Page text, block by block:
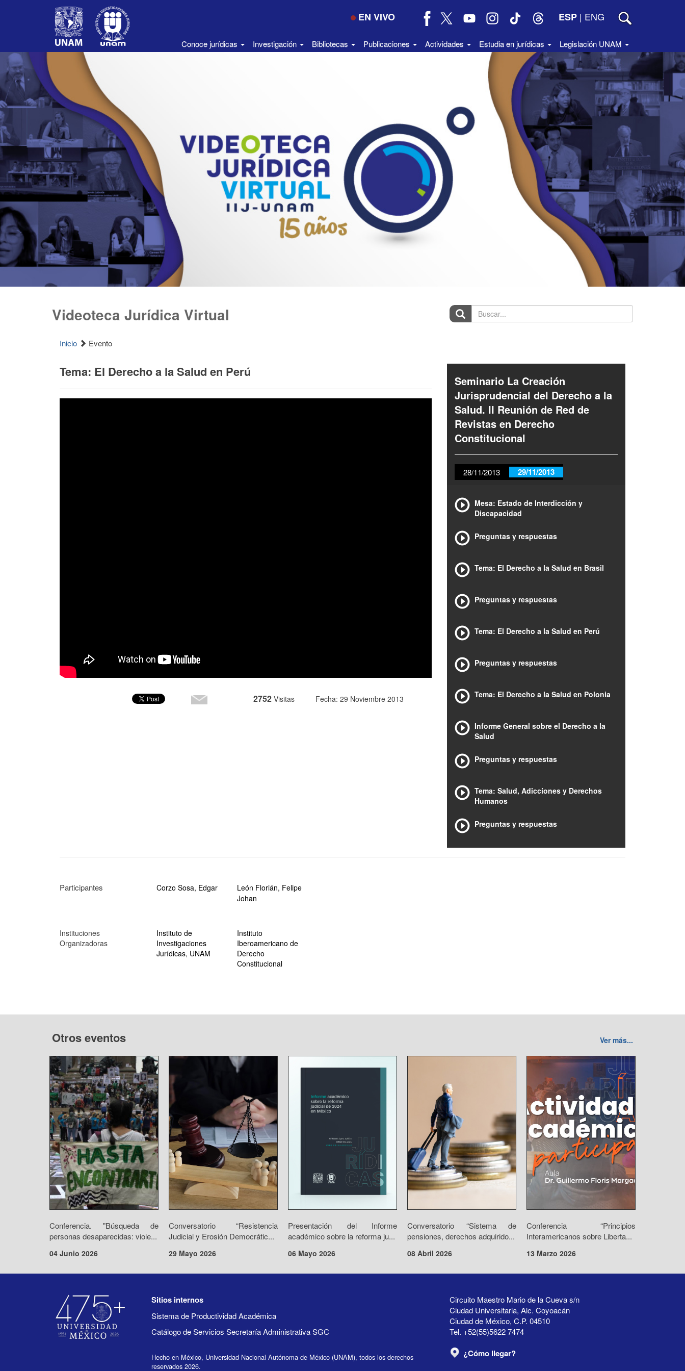
EN VIVO ESP | ENG
Conoce jurídicas Investigación Bibliotecas Publicaciones Actividades Estudia en jurídicas Legislación UNAM
Videoteca Jurídica Virtual Buscar...
Inicio Evento
Tema: El Derecho a la Salud en Perú
2752 Visitas Fecha: 29 Noviembre 2013
Seminario La Creación
Jurisprudencial del Derecho a la
Salud. II Reunión de Red de
Revistas en Derecho
Constitucional
28/11/2013 29/11/2013
Mesa: Estado de Interdicción y
Discapacidad
Preguntas y respuestas
Tema: El Derecho a la Salud en Brasil
Preguntas y respuestas
Tema: El Derecho a la Salud en Perú
Preguntas y respuestas
Tema: El Derecho a la Salud en Polonia
Informe General sobre el Derecho a la
Salud
Preguntas y respuestas
Tema: Salud, Adicciones y Derechos
Humanos
Preguntas y respuestas
Participantes Corzo Sosa, Edgar
León Florián, Felipe
Johan
Instituciones
Organizadoras
Instituto de
Investigaciones
Jurídicas, UNAM
Instituto
Iberoamericano de
Derecho
Constitucional
Otros eventos Ver más...
Conferencia. "Búsqueda de
personas desaparecidas: viole...
04 Junio 2026
Conversatorio “Resistencia
Judicial y Erosión Democrátic...
29 Mayo 2026
Presentación del Informe
académico sobre la reforma ju...
06 Mayo 2026
Conversatorio “Sistema de
pensiones, derechos adquirido...
08 Abril 2026
Conferencia “Principios
Interamericanos sobre Liberta...
13 Marzo 2026
Circuito Maestro Mario de la Cueva s/n
Ciudad Universitaria, Alc. Coyoacán
Ciudad de México, C.P. 04510
Tel. +52(55)5622 7474
¿Cómo llegar?
Sitios internos
Sistema de Productividad Académica
Catálogo de Servicios Secretaría Administrativa SGC
Hecho en México, Universidad Nacional Autónoma de México (UNAM), todos los derechos
reservados 2026.